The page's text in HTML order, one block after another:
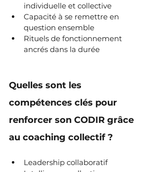
individuelle et collective
Capacité à se remettre en
question ensemble
Rituels de fonctionnement
ancrés dans la durée
Quelles sont les
compétences clés pour
renforcer son CODIR grâce
au coaching collectif ?
Leadership collaboratif